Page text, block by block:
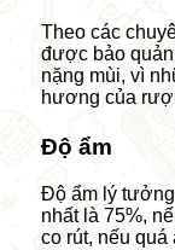
Theo các
được bảo
nặng mùi, vì
hương của
Độ ẩm
Độ ẩm lý
nhất là 75%,
co rút, nếu quá